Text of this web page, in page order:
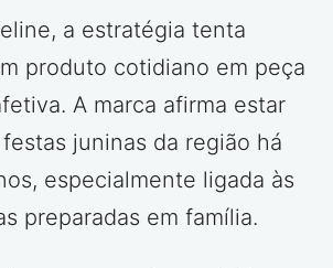
a estratégia tenta
produto cotidiano em peça
A marca afirma estar
juninas da região há
especialmente ligada às
preparadas em família.